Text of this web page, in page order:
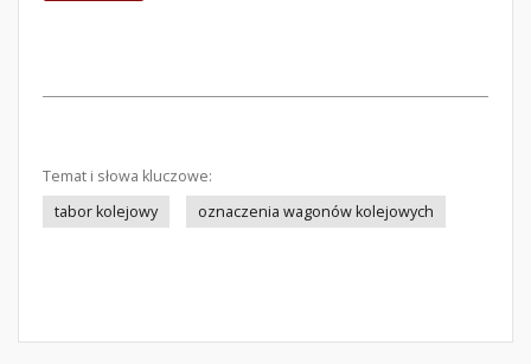
Temat i słowa kluczowe:
tabor kolejowy
oznaczenia wagonów kolejowych